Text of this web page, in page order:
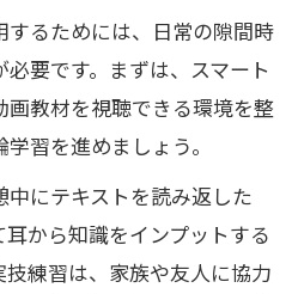
るためには、日常の隙間時
要です。まずは、スマート
画教材を視聴できる環境を整
習を進めましょう。
にテキストを読み返した
から知識をインプットする
練習は、家族や友人に協力